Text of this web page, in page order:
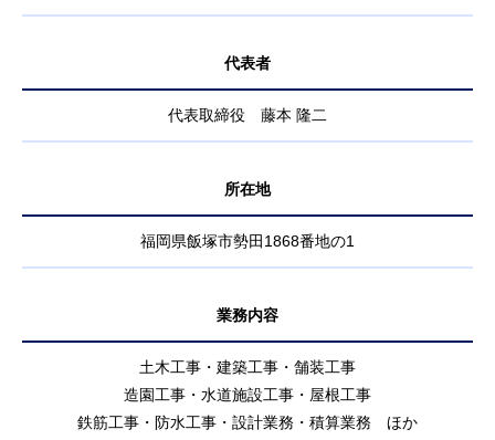
代表者
代表取締役 藤本 隆二
所在地
福岡県飯塚市勢田1868番地の1
業務内容
土木工事・建築工事・舗装工事
造園工事・水道施設工事・屋根工事
鉄筋工事・防水工事・設計業務・積算業務 ほか